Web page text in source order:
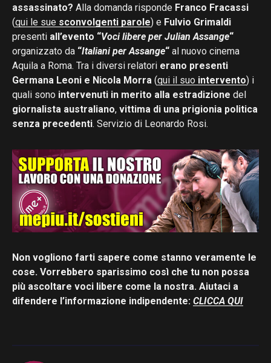
assassinato? Alla domanda risponde Franco Fracassi
(qui le sue sconvolgenti parole) e Fulvio Grimaldi
presenti all’evento “Voci libere per Julian Assange“
organizzato da “Italiani per Assange“ al nuovo cinema
Aquila a Roma. Tra i diversi relatori erano presenti
Germana Leoni e Nicola Morra (qui il suo intervento) i
quali sono intervenuti in merito alla estradizione del
giornalista australiano, vittima di una prigionia politica
senza precedenti. Servizio di Leonardo Rosi.
Non vogliono farti sapere come stanno veramente le
cose. Vorrebbero sparissimo così che tu non possa
più ascoltare voci libere come la nostra. Aiutaci a
difendere l’informazione indipendente: CLICCA QUI